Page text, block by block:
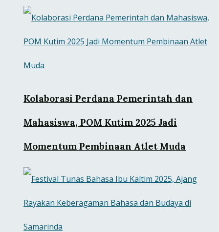
Kolaborasi Perdana Pemerintah dan
Mahasiswa, POM Kutim 2025 Jadi
Momentum Pembinaan Atlet Muda